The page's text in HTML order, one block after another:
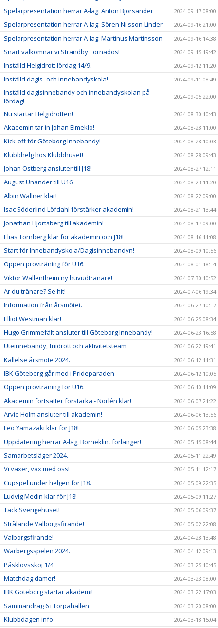
Spelarpresentation herrar A-lag: Anton Björsander 2024-09-17 08:00
Spelarpresentation herrar A-lag: Sören Nilsson Linder 2024-09-16 21:00
Spelarpresentation herrar A-lag: Martinus Martinsson 2024-09-16 14:38
Snart välkomnar vi Strandby Tornados! 2024-09-15 19:42
Inställd Helgidrott lördag 14/9. 2024-09-12 11:20
Inställd dagis- och innebandyskola! 2024-09-11 08:49
Inställd dagisinnebandy och innebandyskolan på
lördag!
2024-09-05 22:00
Nu startar Helgidrotten! 2024-08-30 10:43
Akademin tar in Johan Elmeklo! 2024-08-28 11:00
Kick-off för Göteborg Innebandy! 2024-08-28 10:03
Klubbhelg hos Klubbhuset! 2024-08-28 09:43
Johan Östberg ansluter till J18! 2024-08-27 12:11
August Unander till U16! 2024-08-23 11:20
Albin Wallner klar! 2024-08-22 09:00
Isac Söderlind Löfdahl förstärker akademin! 2024-08-21 13:44
Jonathan Hjortsberg till akademin! 2024-08-17 09:00
Elias Tornberg klar för akademin och J18! 2024-08-16 11:08
Start för Innebandyskola/Dagisinnebandyn! 2024-08-09 10:56
Öppen provträning för U16. 2024-08-01 18:14
Viktor Wallentheim ny huvudtränare! 2024-07-30 10:52
Är du tränare? Se hit! 2024-07-06 19:34
Information från årsmötet. 2024-06-27 10:17
Elliot Westman klar! 2024-06-25 08:34
Hugo Grimmefält ansluter till Göteborg Innebandy! 2024-06-23 16:58
Uteinnebandy, friidrott och aktivitetsteam 2024-06-22 19:41
Kallelse årsmöte 2024. 2024-06-12 11:31
IBK Göteborg går med i Prideparaden 2024-06-12 10:05
Öppen provträning för U16. 2024-06-10 11:09
Akademin fortsätter förstärka - Norlén klar! 2024-06-07 21:22
Arvid Holm ansluter till akademin! 2024-06-06 13:56
Leo Yamazaki klar för J18! 2024-06-05 23:38
Uppdatering herrar A-lag, Borneklint förlänger! 2024-05-15 08:44
Samarbetsläger 2024. 2024-05-11 22:49
Vi växer, väx med oss! 2024-05-11 12:17
Cupspel under helgen för J18. 2024-05-09 22:35
Ludvig Medin klar för J18! 2024-05-09 11:27
Tack Sverigehuset! 2024-05-06 09:37
Strålande Valborgsfirande! 2024-05-02 22:08
Valborgsfirande! 2024-04-28 13:48
Warbergsspelen 2024. 2024-04-12 09:13
Påsklovssköj 1/4 2024-03-25 10:45
Matchdag damer! 2024-03-23 08:00
IBK Göteborg startar akademi! 2024-03-22 17:03
Sammandrag 6 i Torpahallen 2024-03-20 08:00
Klubbdagen info 2024-03-18 15:04